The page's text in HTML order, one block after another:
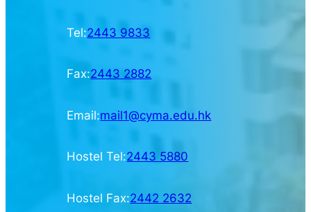
Tel:2443 9833
Fax:2443 2882
Email:mail1@cyma.edu.hk
Hostel Tel:2443 5880
Hostel Fax:2442 2632